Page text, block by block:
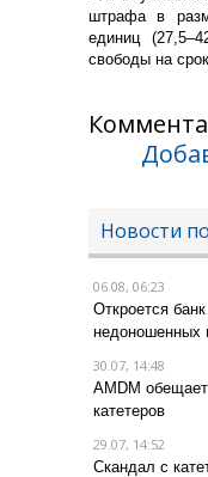
штрафа в
единиц
свободы на
Новости
06.08, 06:23
Откроется
недоношенных
30.07, 14:48
AMDM
катетеров
29.07, 14:52
Скандал с